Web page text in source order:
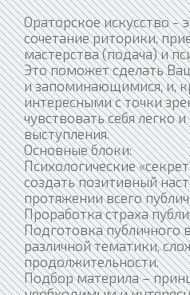
Ораторское искусство -
сочетание риторики,
мастерства (подача) и
Это поможет сделать
и запоминающимися, и,
интересными с точки
чувствовать себя легко
выступления.
Основные блоки:
Психологические
создать позитивный
протяжении всего
Проработка страха
Подготовка публичного
различной тематики,
продолжительности.
Подбор материла –